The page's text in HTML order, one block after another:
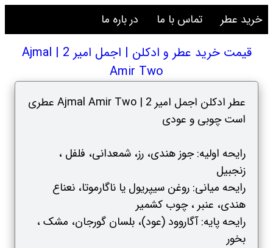
خرید عطر تماس با ما در باره ما
قیمت خرید عطر و ادکلن | اجمل امیر 2 | Ajmal
Amir Two
عطر ادکلن اجمل امیر 2 | Ajmal Amir Two عطری
است چوبی و عودی
رایحه اولیه: جوز هندی، رز، شمعدانی، فلفل ،
زنجبیل
رایحه میانی: روغن سیپریول یا ناگارموتا، نعناع
هندی، عنبر ، چوب کشمیر
رایحه پایه: آگاروود (عود)، بلسان گورجان، مشک ،
بخور